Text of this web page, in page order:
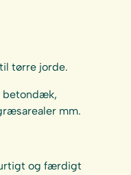
tørre jorde.
betondæk,
mm.
og færdigt